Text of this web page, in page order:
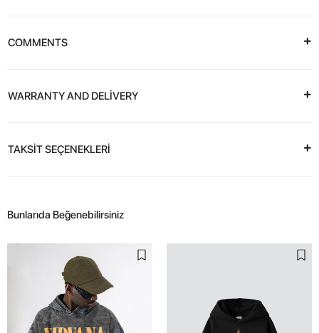
COMMENTS
WARRANTY AND DELİVERY
TAKSİT SEÇENEKLERİ
Bunlarıda Beğenebilirsiniz